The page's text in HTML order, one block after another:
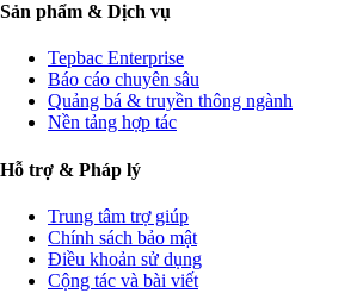
Sản phẩm & Dịch vụ
Tepbac Enterprise
Báo cáo chuyên sâu
Quảng bá & truyền thông ngành
Nền tảng hợp tác
Hỗ trợ & Pháp lý
Trung tâm trợ giúp
Chính sách bảo mật
Điều khoản sử dụng
Cộng tác và bài viết